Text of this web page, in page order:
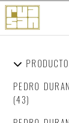
PEDRO
(43)